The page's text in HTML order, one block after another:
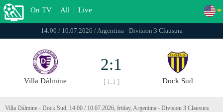
On TV | All | Live
14:00 / 10.07.2026 / Argentina - Division 3 Clausura
Villa Dálmine
2:1
[ 1:1 ] Dock Sud
Villa Dálmine - Dock Sud, 14:00 / 10.07.2026, friday, Argentina - Division 3 Clausura